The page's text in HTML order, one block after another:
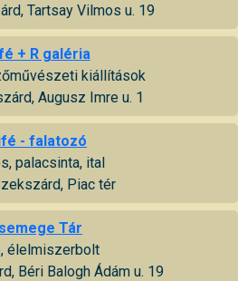
Tartsay Vilmos u. 19
+ R galéria
kiállítások
Augusz Imre u. 1
- falatozó
palacsinta, ital
Piac tér
Tár
élelmiszerbolt
Béri Balogh Ádám u. 19